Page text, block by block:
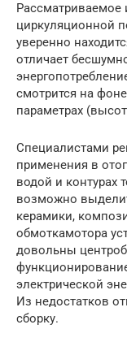
Рассматриваемое
циркуляционной
уверенно
отличает
смотрится на
параметрах
Специалистами
применения в
водой и контурах
возможно
керамики,
обмоткамотора
довольны
электрической
Из недостатков
сборку.